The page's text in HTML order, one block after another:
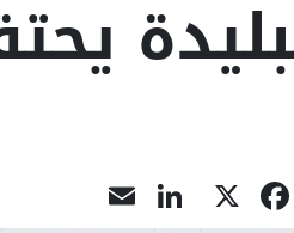
Facebook
LinkedIn